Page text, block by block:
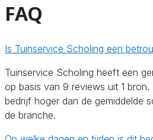
FAQ
Is Tuinservice Scholing een
Tuinservice Scholing heeft een
op basis van 9 reviews uit 1
bedrijf hoger dan de gemiddelde
de branche.